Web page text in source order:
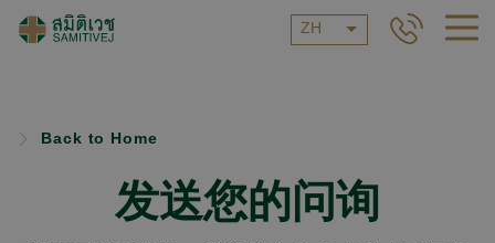
ZH
Back to Home
发送您的问询